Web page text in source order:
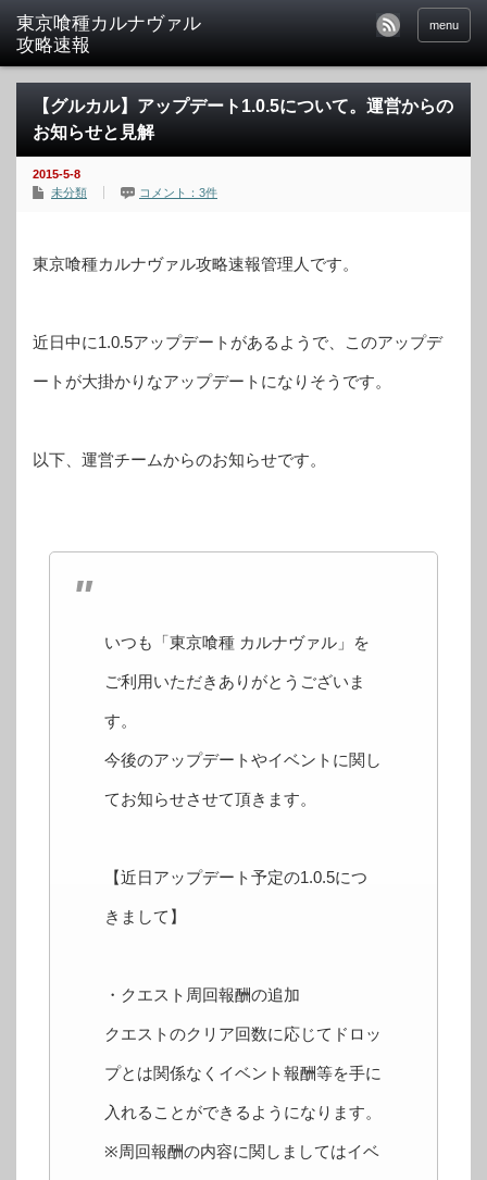
東京喰種カルナヴァル
攻略速報
menu
【グルカル】アップデート1.0.5について。運営からの
お知らせと見解
2015-5-8
未分類
コメント：3件
東京喰種カルナヴァル攻略速報管理人です。
近日中に1.0.5アップデートがあるようで、このアップデ
ートが大掛かりなアップデートになりそうです。
以下、運営チームからのお知らせです。
いつも「東京喰種 カルナヴァル」を
ご利用いただきありがとうございま
す。
今後のアップデートやイベントに関し
てお知らせさせて頂きます。
【近日アップデート予定の1.0.5につ
きまして】
・クエスト周回報酬の追加
クエストのクリア回数に応じてドロッ
プとは関係なくイベント報酬等を手に
入れることができるようになります。
※周回報酬の内容に関しましてはイベ